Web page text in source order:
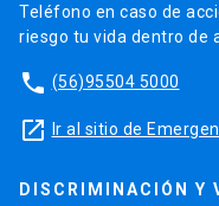
Teléfono en caso de
riesgo tu vida dentro de
phone (56)95504 5000
launch Ir al sitio de
DISCRIMINACIÓN Y